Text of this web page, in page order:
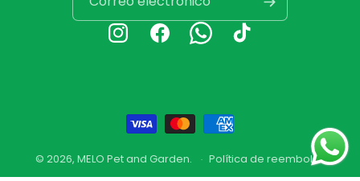
InstagramFacebookWhatsappTikTok
Formas
de
pago
© 2026, MELO Pet and Garden.
Política de reembolso